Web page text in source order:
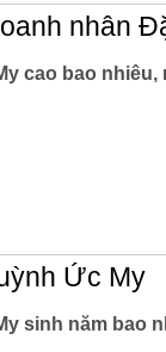
nhân
cao bao nhiêu,
Ức My
sinh năm bao